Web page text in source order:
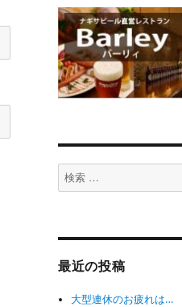
検
索
最近の投稿
大型連休のお疲れは…